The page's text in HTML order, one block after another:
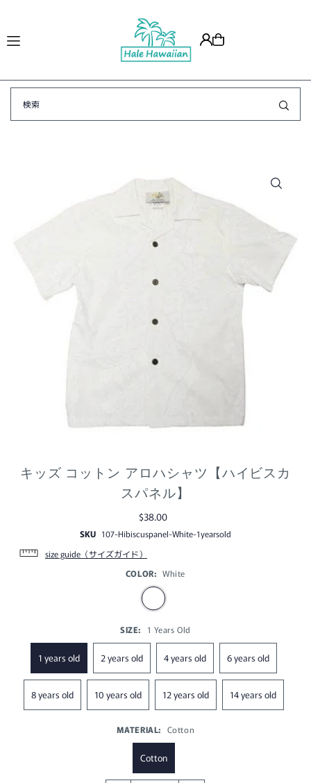
Translation missing: ja.accessibility.skip_to_text
キッズ コットン アロハシャツ【ハイビスカ
スパネル】
$38.00
SKU 107-Hibiscuspanel-White-1yearsold
size guide（サイズガイド）
COLOR: White
SIZE: 1 Years Old
1 years old 2 years old 4 years old 6 years old
8 years old 10 years old 12 years old 14 years old
MATERIAL: Cotton
Cotton